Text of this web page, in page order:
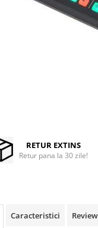
iOS /
RETUR EXTINS
Retur pana la 30 zile!
Caracteristici